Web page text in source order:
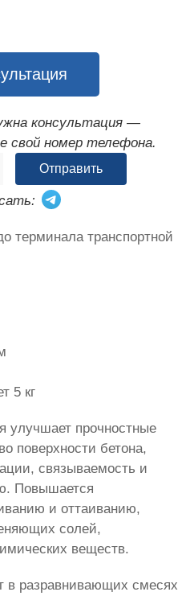
консультация —
свой номер телефона.
Отправить
терминала транспортной
5 кг
улучшает прочностные
поверхности бетона,
связываемость и
Повышается
и оттаиванию,
солей,
веществ.
в разравнивающих смесях